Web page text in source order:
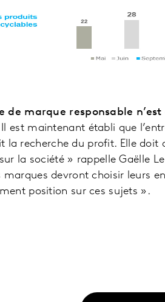
de marque responsable
est maintenant établi que
la recherche du profit. Elle
la société » rappelle Gaëlle
devront choisir leurs
position sur ces sujets ».